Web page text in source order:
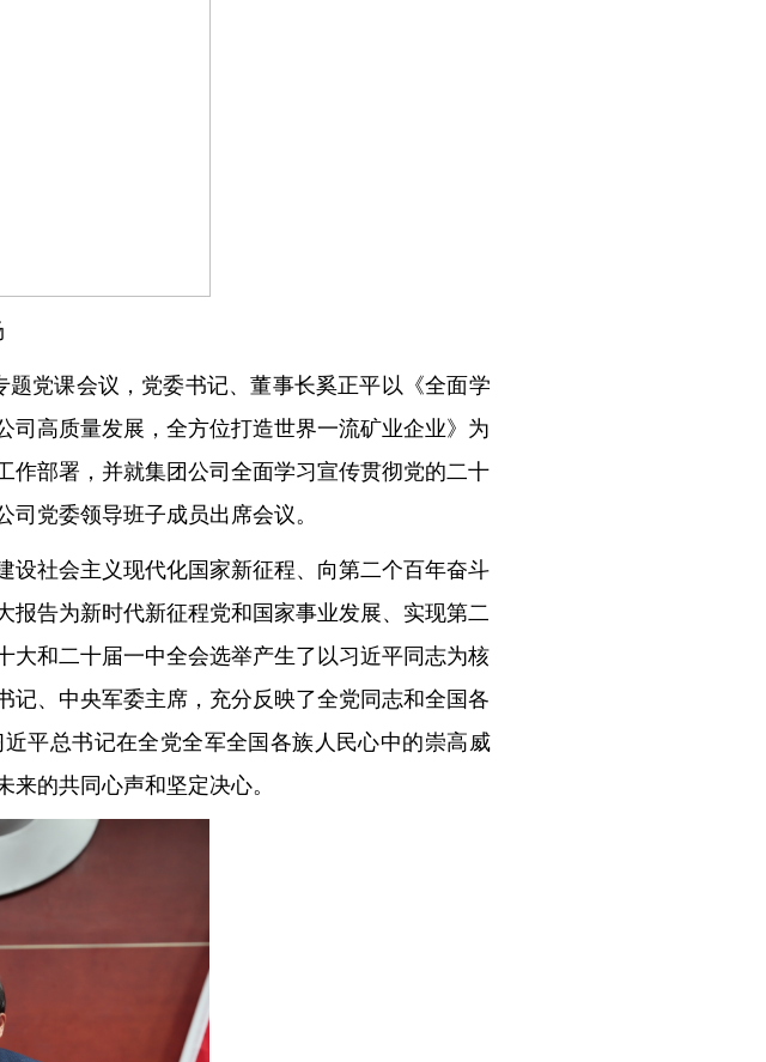
党课会议，党委书记、董事长奚正平以《全面学
司高质量发展，全方位打造世界一流矿业企业》为
作部署，并就集团公司全面学习宣传贯彻党的二十
党委领导班子成员出席会议。
设社会主义现代化国家新征程、向第二个百年奋斗
报告为新时代新征程党和国家事业发展、实现第二
大和二十届一中全会选举产生了以习近平同志为核
、中央军委主席，充分反映了全党同志和全国各
平总书记在全党全军全 国各族人民心中的崇高威
的共同心声和坚定决心。